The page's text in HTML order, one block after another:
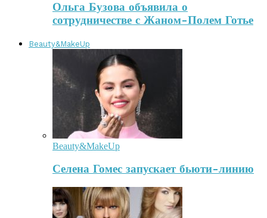
Ольга Бузова объявила о
сотрудничестве с Жаном-Полем Готье
Beauty&MakeUp
Beauty&MakeUp
Селена Гомес запускает бьюти-линию